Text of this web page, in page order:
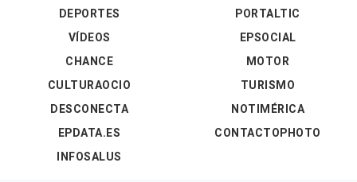
DEPORTES
VÍDEOS
PORTALTIC
EPSOCIAL
CHANCE
CULTURAOCIO
DESCONECTA
EPDATA.ES
INFOSALUS
MOTOR
TURISMO
NOTIMÉRICA
CONTACTOPHOTO